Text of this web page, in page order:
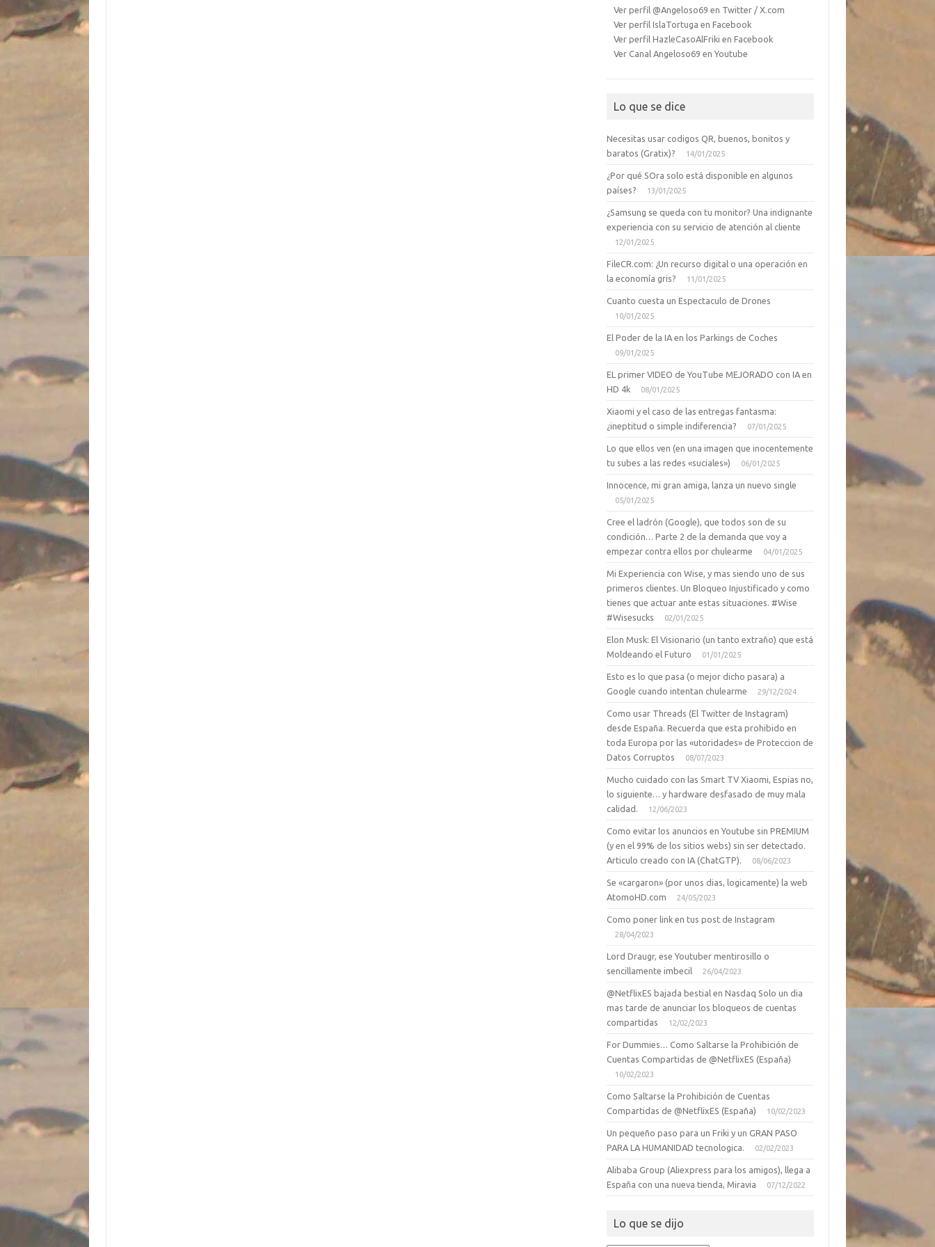
Ver perfil @Angeloso69 en Twitter / X.com
Ver perfil IslaTortuga en Facebook
Ver perfil HazleCasoAlFriki en Facebook
Ver Canal Angeloso69 en Youtube
Lo que se dice
Necesitas usar codigos QR, buenos, bonitos y
baratos (Gratix)?
14/01/2025
¿Por qué SOra solo está disponible en algunos
países?
13/01/2025
¿Samsung se queda con tu monitor? Una indignante
experiencia con su servicio de atención al cliente
12/01/2025
FileCR.com: ¿Un recurso digital o una operación en
la economía gris?
11/01/2025
Cuanto cuesta un Espectaculo de Drones
10/01/2025
El Poder de la IA en los Parkings de Coches
09/01/2025
EL primer VIDEO de YouTube MEJORADO con IA en
HD 4k
08/01/2025
Xiaomi y el caso de las entregas fantasma:
¿ineptitud o simple indiferencia?
07/01/2025
Lo que ellos ven (en una imagen que inocentemente
tu subes a las redes «suciales»)
06/01/2025
Innocence, mi gran amiga, lanza un nuevo single
05/01/2025
Cree el ladrón (Google), que todos son de su
condición… Parte 2 de la demanda que voy a
empezar contra ellos por chulearme
04/01/2025
Mi Experiencia con Wise, y mas siendo uno de sus
primeros clientes. Un Bloqueo Injustificado y como
tienes que actuar ante estas situaciones. #Wise
#Wisesucks
02/01/2025
Elon Musk: El Visionario (un tanto extraño) que está
Moldeando el Futuro
01/01/2025
Esto es lo que pasa (o mejor dicho pasara) a
Google cuando intentan chulearme
29/12/2024
Como usar Threads (El Twitter de Instagram)
desde España. Recuerda que esta prohibido en
toda Europa por las «utoridades» de Proteccion de
Datos Corruptos
08/07/2023
Mucho cuidado con las Smart TV Xiaomi, Espias no,
lo siguiente… y hardware desfasado de muy mala
calidad.
12/06/2023
Como evitar los anuncios en Youtube sin PREMIUM
(y en el 99% de los sitios webs) sin ser detectado.
Articulo creado con IA (ChatGTP).
08/06/2023
Se «cargaron» (por unos dias, logicamente) la web
AtomoHD.com
24/05/2023
Como poner link en tus post de Instagram
28/04/2023
Lord Draugr, ese Youtuber mentirosillo o
sencillamente imbecil
26/04/2023
@NetflixES bajada bestial en Nasdaq Solo un dia
mas tarde de anunciar los bloqueos de cuentas
compartidas
12/02/2023
For Dummies… Como Saltarse la Prohibición de
Cuentas Compartidas de @NetflixES (España)
10/02/2023
Como Saltarse la Prohibición de Cuentas
Compartidas de @NetflixES (España)
10/02/2023
Un pequeño paso para un Friki y un GRAN PASO
PARA LA HUMANIDAD tecnologica.
02/02/2023
Alibaba Group (Aliexpress para los amigos), llega a
España con una nueva tienda, Miravia
07/12/2022
Lo que se dijo